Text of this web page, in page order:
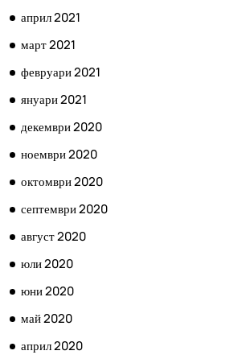
април 2021
март 2021
февруари 2021
януари 2021
декември 2020
ноември 2020
октомври 2020
септември 2020
август 2020
юли 2020
юни 2020
май 2020
април 2020